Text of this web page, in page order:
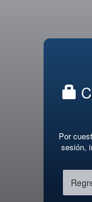
Por
sesión,